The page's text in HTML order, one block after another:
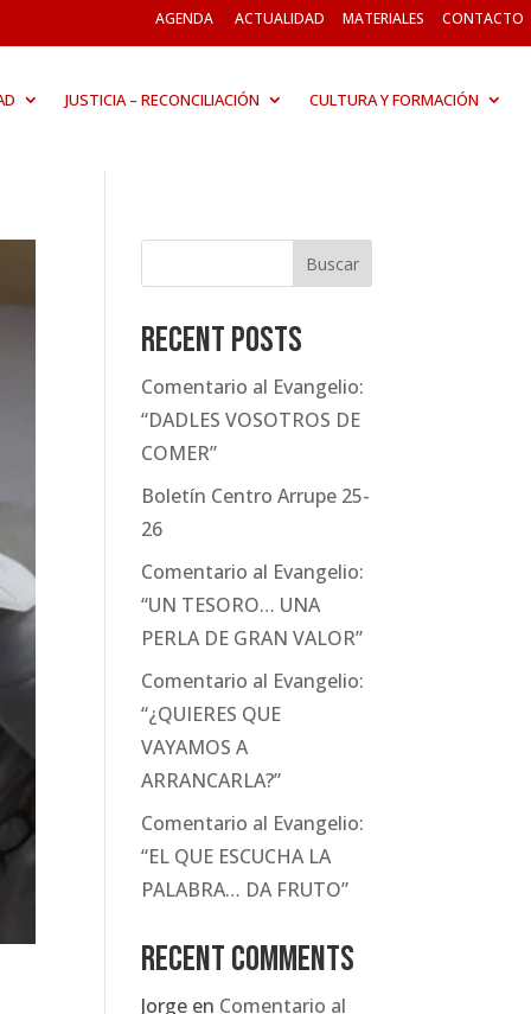
AGENDA ACTUALIDAD MATERIALES CONTACTO
JUSTICIA – RECONCILIACIÓN CULTURA Y FORMACIÓN
Buscar
Recent Posts
Comentario al Evangelio:
“DADLES VOSOTROS DE
COMER”
Boletín Centro Arrupe 25-
26
Comentario al Evangelio:
“UN TESORO… UNA
PERLA DE GRAN VALOR”
Comentario al Evangelio:
“¿QUIERES QUE
VAYAMOS A
ARRANCARLA?”
Comentario al Evangelio:
“EL QUE ESCUCHA LA
PALABRA… DA FRUTO”
Recent Comments
Jorge en Comentario al